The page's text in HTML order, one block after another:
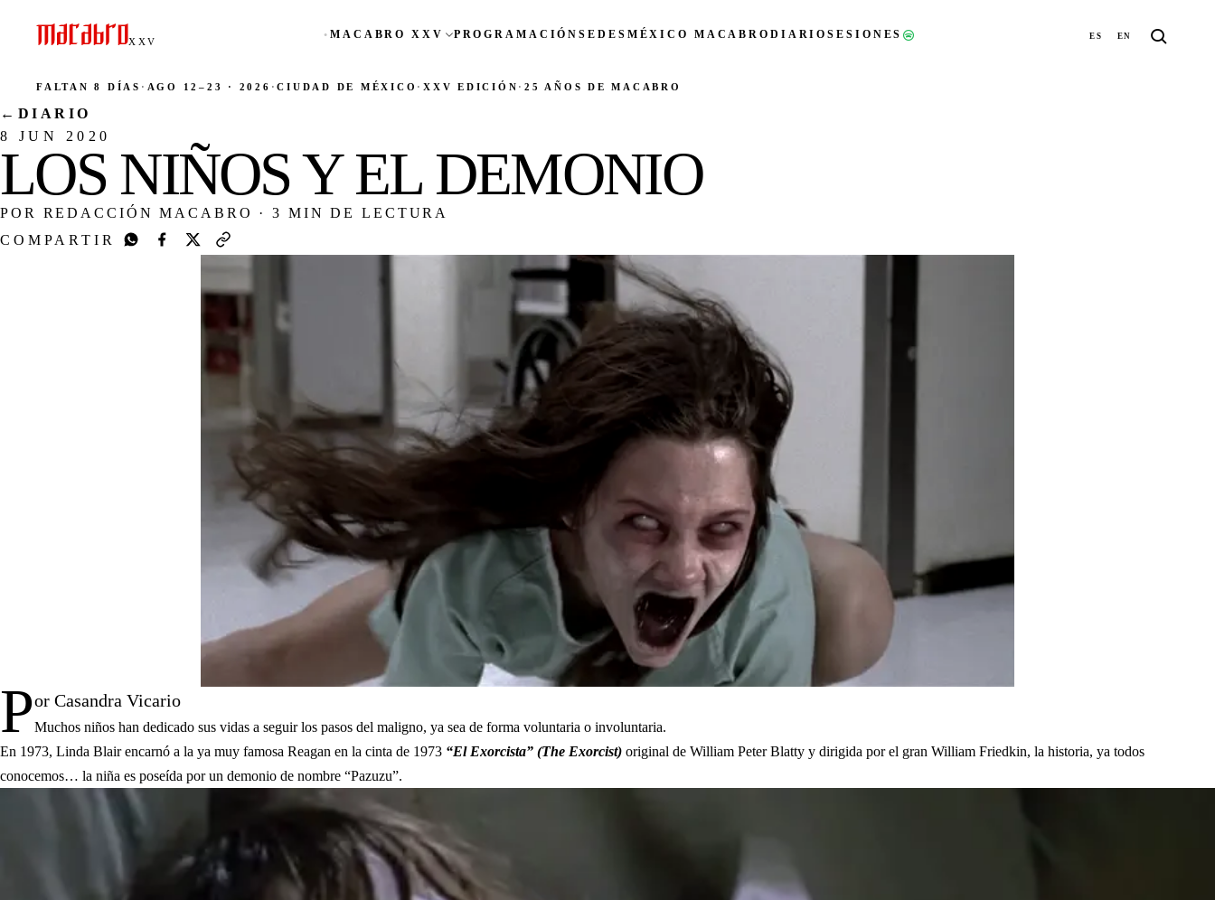
XXV
● MACABRO XXV PROGRAMACIÓNSEDES MÉXICO MACABRO DIARIOSESIONES
(ABRE EN UNA NUEVA PESTAÑA) ES EN
FALTAN 8 DÍAS · AGO 12–23 · 2026 ·CIUDAD DE MÉXICO · XXV EDICIÓN · 25 AÑOS DE MACABRO
← DIARIO
8 JUN 2020
LOS NIÑOS Y EL DEMONIO
POR REDACCIÓN MACABRO ·
3 MIN DE LECTURA
COMPARTIR
Por Casandra Vicario
Muchos niños han dedicado sus vidas a seguir los pasos del maligno, ya sea de forma voluntaria o involuntaria.
En 1973, Linda Blair encarnó a la ya muy famosa Reagan en la cinta de 1973 “El Exorcista” (The Exorcist) original de William Peter Blatty y dirigida por el gran William Friedkin, la historia, ya todos
conocemos… la niña es poseída por un demonio de nombre “Pazuzu”.